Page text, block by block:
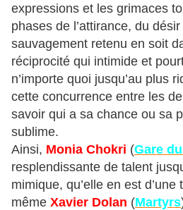
expressions et les grimaces
phases de l’attirance, du désir
sauvagement retenu en soit
réciprocité qui intimide et
n’importe quoi jusqu’au plus
cette concurrence entre les
savoir qui a sa chance ou sa
sublime.
Ainsi, Monia Chokri (Gare
resplendissante de talent
mimique, qu’elle en est
même Xavier Dolan (Martyrs